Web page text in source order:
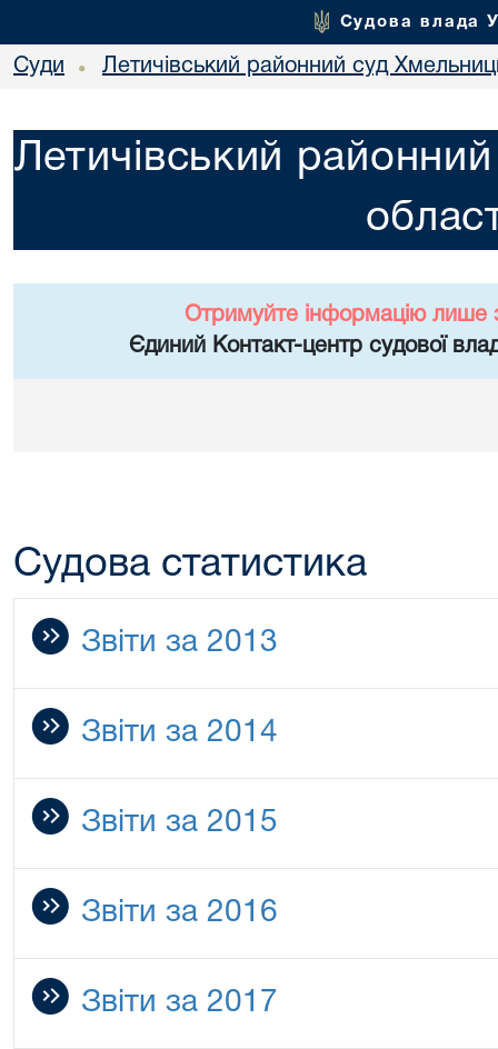
Судова влада
Суди • Летичівський районний суд
Летичівський
Отримуйте інформацію лише
Єдиний Контакт-центр судової
Судова статистика
Звіти за 2013
Звіти за 2014
Звіти за 2015
Звіти за 2016
Звіти за 2017